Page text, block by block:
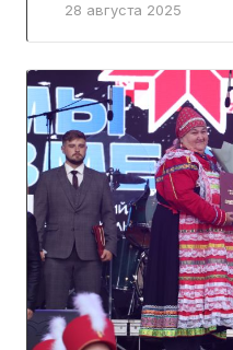
28 августа 2025